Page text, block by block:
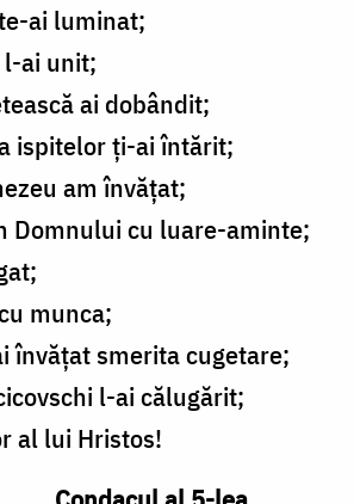
ai luminat;
ai unit;
ai dobândit;
ispitelor ți-ai întărit;
am învățat;
Domnului cu luare-aminte;
munca;
învățat smerita cugetare;
l-ai călugărit;
al lui Hristos!